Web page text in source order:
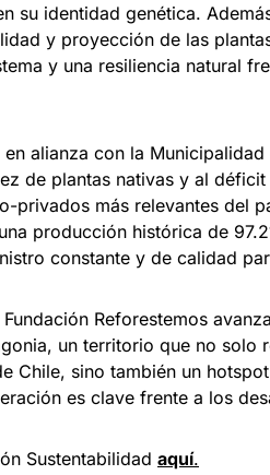
su identidad genética.
y proyección de las
y una resiliencia natural
alianza con la
de plantas nativas y al
privados más relevantes del
producción histórica de
constante y de calidad
Reforestemos
un territorio que no solo
Chile, sino también un
es clave frente a los
Sustentabilidad aquí.